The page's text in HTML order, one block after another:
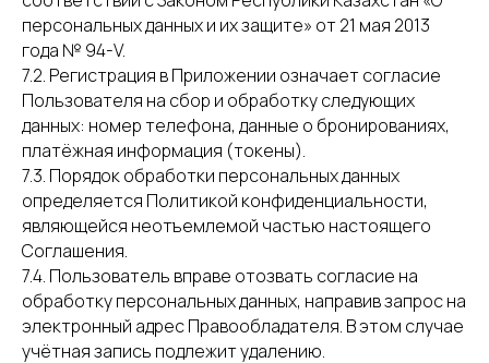
персональных данных и их защите» от 21 мая 2013
года № 94-V.
7.2. Регистрация в Приложении означает согласие
Пользователя на сбор и обработку следующих
данных: номер телефона, данные о бронированиях,
платёжная информация (токены).
7.3. Порядок обработки персональных данных
определяется Политикой конфиденциальности,
являющейся неотъемлемой частью настоящего
Соглашения.
7.4. Пользователь вправе отозвать согласие на
обработку персональных данных, направив запрос на
электронный адрес Правообладателя. В этом случае
учётная запись подлежит удалению.